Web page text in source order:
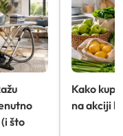
što
Kako
na akciji